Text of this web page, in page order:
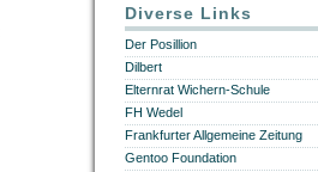
Diverse Links
Der Posillion
Dilbert
Elternrat Wichern-Schule
FH Wedel
Frankfurter Allgemeine Zeitung
Gentoo Foundation